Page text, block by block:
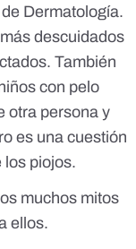
Dermatología.
descuidados
También
con pelo
otra persona y
es una cuestión
los piojos.
muchos mitos
ellos.